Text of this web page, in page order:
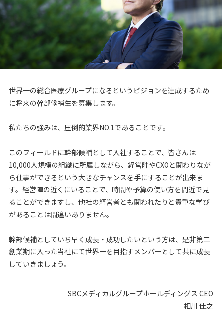
世界一の総合医療グループになるというビジョンを達成するため
に将来の幹部候補生を募集します。
私たちの強みは、圧倒的業界NO.1であることです。
このフィールドに幹部候補として入社することで、皆さんは
10,000人規模の組織に所属しながら、経営陣やCXOと関わりなが
ら仕事ができるという大きなチャンスを手にすることが出来ま
す。経営陣の近くにいることで、時間や予算の使い方を間近で見
ることができますし、他社の経営者とも関われたりと貴重な学び
があることは間違いありません。
幹部候補としていち早く成長・成功したいという方は、是非第二
創業期に入った当社にて世界一を目指すメンバーとして共に成長
していきましょう。
SBCメディカルグループホールディングス CEO
相川 佳之